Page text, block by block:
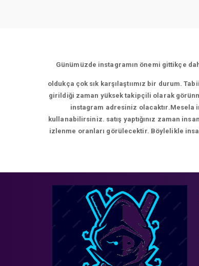
Günümüzde instagramın önemi gittikçe
oldukça çok sık karşılaştıımız bir durum.
girildiği zaman yüksek takipçili olarak
instagram adresiniz
kullanabilirsiniz. satış yaptığınız zaman
izlenme oranları görülecektir. Böylelikle